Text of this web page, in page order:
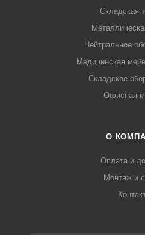
Складская
Нейтральное
Медицинская
Складское
Офисная
О
Оплата и
Монтаж и